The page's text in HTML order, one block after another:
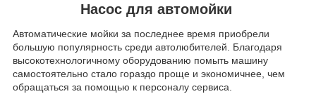
Насос для автомойки
Автоматические мойки за последнее время приобрели
большую популярность среди автолюбителей. Благодаря
высокотехнологичному оборудованию помыть машину
самостоятельно стало гораздо проще и экономичнее, чем
обращаться за помощью к персоналу сервиса.